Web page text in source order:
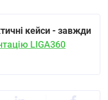
кейси - завжди
LIGA360